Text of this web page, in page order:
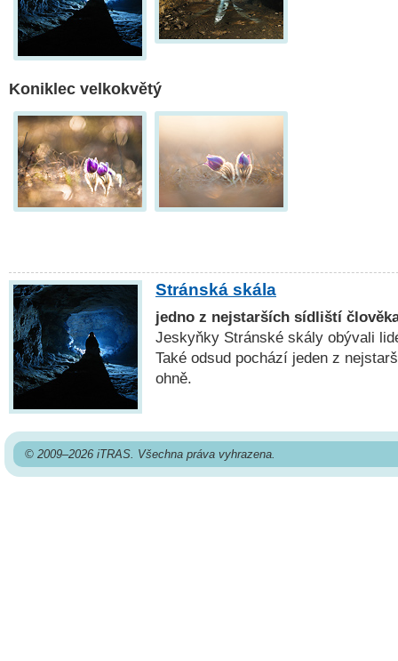
Koniklec velkokvětý
Stránská skála
jedno z nejstarších sídliští
Jeskyňky Stránské skály obývali
Také odsud pochází jeden z
ohně.
© 2009–2026 iTRAS. Všechna práva vyhrazena.